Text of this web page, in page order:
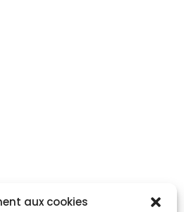
aux cookies